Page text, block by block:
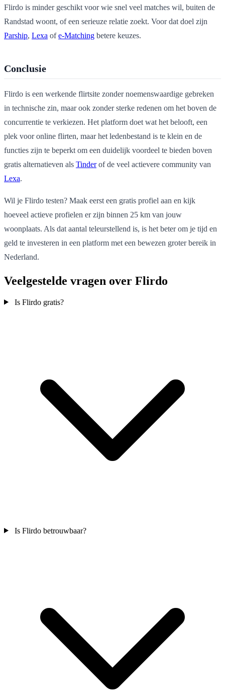
Flirdo is minder geschikt voor wie snel veel matches wil, buiten de
Randstad woont, of een serieuze relatie zoekt. Voor dat doel zijn
Parship, Lexa ofe-Matching betere keuzes.
Conclusie
Flirdo is een werkende flirtsite zonder noemenswaardige gebreken
in technische zin, maar ook zonder sterke redenen om het boven de
concurrentie te verkiezen. Het platform doet wat het belooft, een
plek voor online flirten, maar het ledenbestand is te klein en de
functies zijn te beperkt om een duidelijk voordeel te bieden boven
gratis alternatieven als Tinderof de veel actievere community van
Lexa.
Wil je Flirdo testen? Maak eerst een gratis profiel aan en kijk
hoeveel actieve profielen er zijn binnen 25 km van jouw
woonplaats. Als dat aantal teleurstellend is, is het beter om je tijd en
geld te investeren in een platform met een bewezen groter bereik in
Nederland.
Veelgestelde vragen over Flirdo
Is Flirdo gratis?
Is Flirdo betrouwbaar?